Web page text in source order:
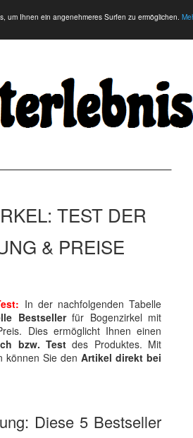
um Ihnen ein angenehmeres Surfen zu ermöglichen.
TEST DER
& PREISE
In der nachfolgenden Tabelle
Bestsellerfür Bogenzirkel mit
Dies ermöglicht Ihnen einen
bzw. Test des Produktes. Mit
können Sie den Artikel direkt bei
Diese 5 Bestseller